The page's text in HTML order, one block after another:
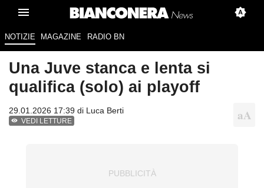
NOTIZIE MAGAZINE RADIO BN
Una Juve stanca e lenta si
qualifica (solo) ai playoff
29.01.2026 17:39 di Luca Berti
VEDI LETTURE